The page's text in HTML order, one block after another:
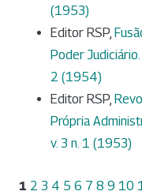
(1953)
Editor RSP,
Poder Judiciário.
2 (1954)
Editor RSP,
Própria
v. 3 n. 1 (1953)
1 2 3 4 5 6 7 8 9 10